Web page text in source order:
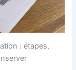
: étapes,